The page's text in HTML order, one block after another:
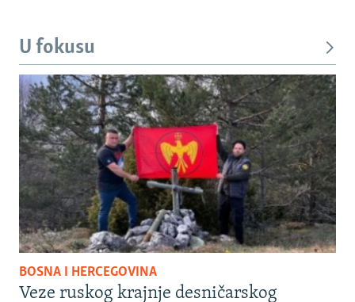
U fokusu
BOSNA I HERCEGOVINA
Veze ruskog krajnje desničarskog